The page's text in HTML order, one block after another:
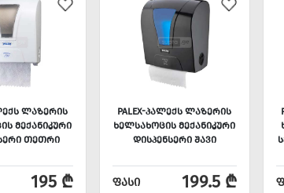
ᲚᲐᲖᲔᲠᲘᲡ
ᲛᲔᲥᲐᲜᲘᲙᲣᲠᲘ
ᲗᲔᲗᲠᲘ
195 ₾
PALEX-ᲞᲐᲚᲔᲥᲡ ᲚᲐᲖᲔᲠᲘᲡ
ᲮᲔᲚᲡᲐᲮᲝᲪᲘᲡ ᲛᲔᲥᲐᲜᲘᲙᲣᲠᲘ
ᲓᲘᲡᲞᲔᲜᲡᲔᲠᲘ ᲨᲐᲕᲘ
ᲤᲐᲡᲘ 199.5 ₾